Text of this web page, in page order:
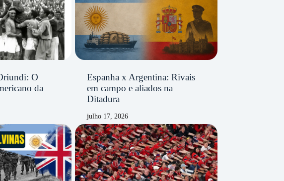
O
da
Espanha x Argentina: Rivais
em campo e aliados na
Ditadura
julho 17, 2026